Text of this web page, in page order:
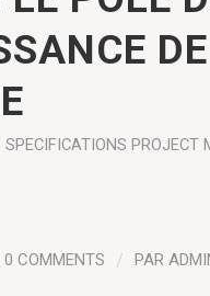
DE
SPECIFICATIONS PROJECT
0 COMMENTS / PAR